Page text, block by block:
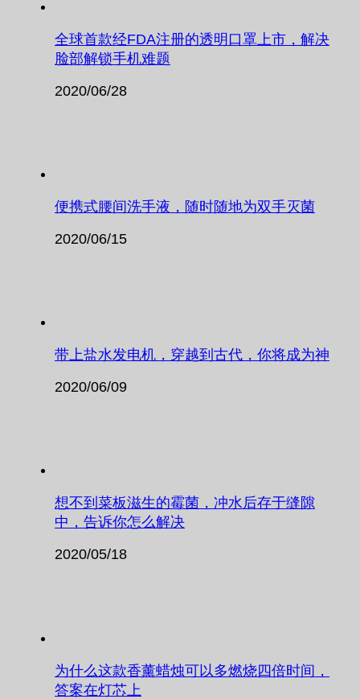
全球首款经FDA注册的透明口罩上市，解决
脸部解锁手机难题
2020/06/28
便携式腰间洗手液，随时随地为双手灭菌
2020/06/15
带上盐水发电机，穿越到古代，你将成为神
2020/06/09
想不到菜板滋生的霉菌，冲水后存于缝隙
中，告诉你怎么解决
2020/05/18
为什么这款香薰蜡烛可以多燃烧四倍时间，
答案在灯芯上